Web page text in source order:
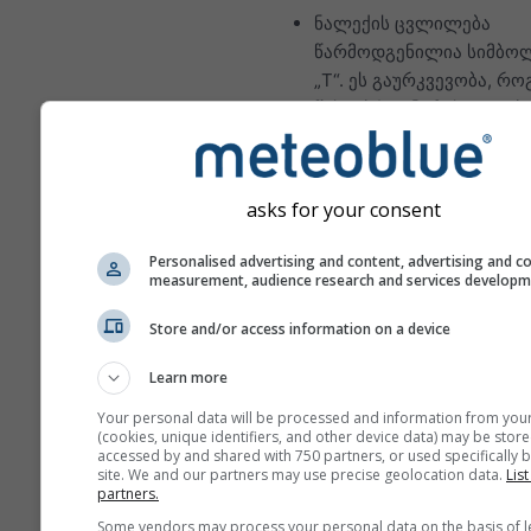
ნალექის ცვლილება
წარმოდგენილია
„T“. ეს გაურკვევობა,
წესი, პროგნოზის
მატებასთან ერთად
პროგნოზი შედგენილია
„ensemble“ მოდელებით.
პროგნოზირებადობის
ზუსტი შეფასებისთვის
მრავალი მოდელის
მეტი ამინდის მონაცემი
asks for your consent
Personalised advertising and content, advertising and
measurement, audience research and services
Store and/or access information on a device
Learn more
Your personal data will be processed and information from
(cookies, unique identifiers, and other device data) may be
accessed by and shared with 750 partners, or used specifically
site. We and our partners may use precise geolocation data.
partners.
Some vendors may process your personal data on the basis of